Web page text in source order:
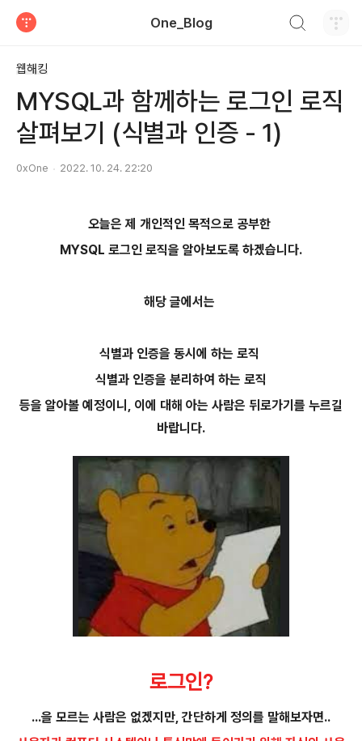
One_Blog
웹해킹
MYSQL과 함께하는 로그인 로직
살펴보기 (식별과 인증 - 1)
0xOne 2022. 10. 24. 22:20
오늘은 제 개인적인 목적으로 공부한
MYSQL 로그인 로직을 알아보도록 하겠습니다.
해당 글에서는
식별과 인증을 동시에 하는 로직
식별과 인증을 분리하여 하는 로직
등을 알아볼 예정이니, 이에 대해 아는 사람은 뒤로가기를 누르길
바랍니다.
로그인?
...을 모르는 사람은 없겠지만, 간단하게 정의를 말해보자면..